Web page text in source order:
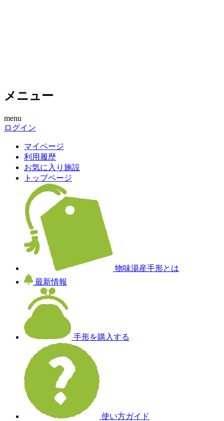
メニュー
menu
ログイン
マイページ
利用履歴
お気に入り施設
トップページ
物味湯産手形とは
最新情報
手形を購入する
使い方ガイド